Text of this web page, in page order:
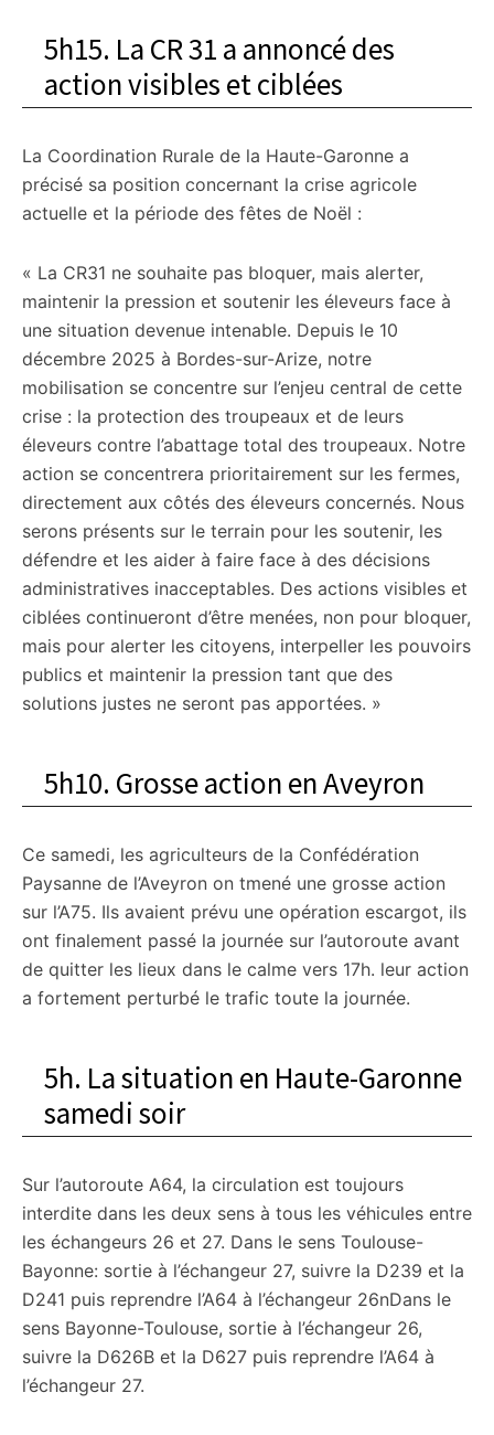
5h15. La CR 31 a annoncé des
action visibles et ciblées
La Coordination Rurale de la Haute-Garonne a
précisé sa position concernant la crise agricole
actuelle et la période des fêtes de Noël :
« La CR31 ne souhaite pas bloquer, mais alerter,
maintenir la pression et soutenir les éleveurs face à
une situation devenue intenable. Depuis le 10
décembre 2025 à Bordes-sur-Arize, notre
mobilisation se concentre sur l’enjeu central de cette
crise : la protection des troupeaux et de leurs
éleveurs contre l’abattage total des troupeaux. Notre
action se concentrera prioritairement sur les fermes,
directement aux côtés des éleveurs concernés. Nous
serons présents sur le terrain pour les soutenir, les
défendre et les aider à faire face à des décisions
administratives inacceptables. Des actions visibles et
ciblées continueront d’être menées, non pour bloquer,
mais pour alerter les citoyens, interpeller les pouvoirs
publics et maintenir la pression tant que des
solutions justes ne seront pas apportées. »
5h10. Grosse action en Aveyron
Ce samedi, les agriculteurs de la Confédération
Paysanne de l’Aveyron on tmené une grosse action
sur l’A75. Ils avaient prévu une opération escargot, ils
ont finalement passé la journée sur l’autoroute avant
de quitter les lieux dans le calme vers 17h. leur action
a fortement perturbé le trafic toute la journée.
5h. La situation en Haute-Garonne
samedi soir
Sur l’autoroute A64, la circulation est toujours
interdite dans les deux sens à tous les véhicules entre
les échangeurs 26 et 27. Dans le sens Toulouse-
Bayonne: sortie à l’échangeur 27, suivre la D239 et la
D241 puis reprendre l’A64 à l’échangeur 26nDans le
sens Bayonne-Toulouse, sortie à l’échangeur 26,
suivre la D626B et la D627 puis reprendre l’A64 à
l’échangeur 27.